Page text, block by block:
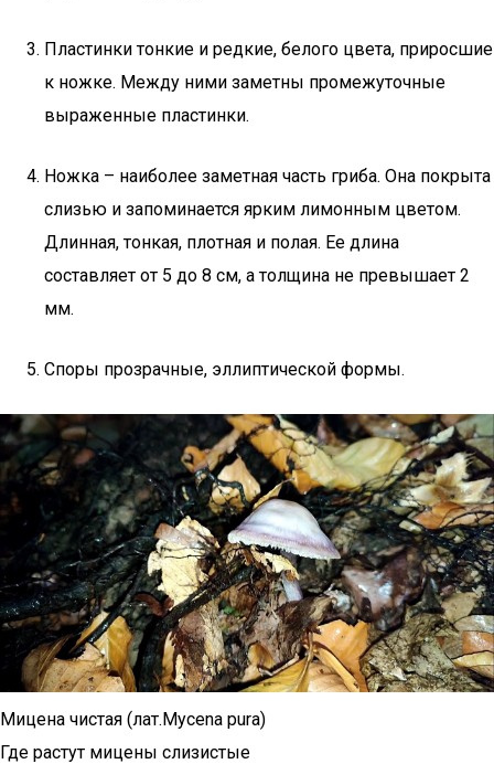
Пластинки тонкие и редкие, белого цвета, приросшие
к ножке. Между ними заметны промежуточные
выраженные пластинки.
Ножка – наиболее заметная часть гриба. Она покрыта
слизью и запоминается ярким лимонным цветом.
Длинная, тонкая, плотная и полая. Ее длина
составляет от 5 до 8 см, а толщина не превышает 2
мм.
Споры прозрачные, эллиптической формы.
Мицена чистая (лат.Mycena pura)
Где растут мицены слизистые